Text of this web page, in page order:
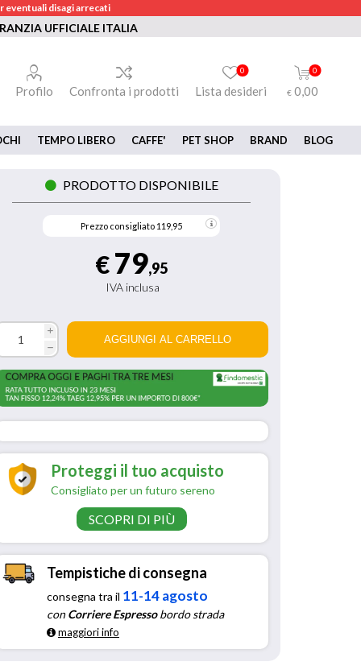
eventuali disagi arrecati
UFFICIALE ITALIA
Profilo Confronta i prodotti Lista desideri
0 0
€ 0,00
TEMPO LIBERO CAFFE' PET SHOP BRAND BLOG
PRODOTTO DISPONIBILE
Prezzo consigliato 119,95
€79,95
IVA inclusa
i
h
Proteggi il tuo acquisto
Consigliato per un futuro sereno
SCOPRI DI PIÙ
Tempistiche di consegna
consegna tra il 11-14 agosto
conCorriere Espressobordo strada
maggiori info